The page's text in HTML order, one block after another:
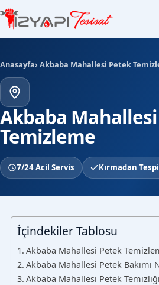
Anasayfa› Akbaba Mahallesi Petek
Akbaba
Temizleme
7/24 Acil Servis Kırmadan
İçindekiler Tablosu
Akbaba Mahallesi Petek
Akbaba Mahallesi Petek Bakımı
Akbaba Mahallesi Petek Temizliği